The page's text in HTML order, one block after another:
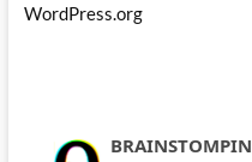
WordPress.org